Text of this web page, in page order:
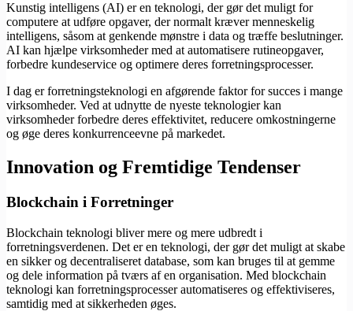
Kunstig intelligens (AI) er en teknologi, der gør det muligt for
computere at udføre opgaver, der normalt kræver menneskelig
intelligens, såsom at genkende mønstre i data og træffe beslutninger.
AI kan hjælpe virksomheder med at automatisere rutineopgaver,
forbedre kundeservice og optimere deres forretningsprocesser.
I dag er forretningsteknologi en afgørende faktor for succes i mange
virksomheder. Ved at udnytte de nyeste teknologier kan
virksomheder forbedre deres effektivitet, reducere omkostningerne
og øge deres konkurrenceevne på markedet.
Innovation og Fremtidige Tendenser
Blockchain i Forretninger
Blockchain teknologi bliver mere og mere udbredt i
forretningsverdenen. Det er en teknologi, der gør det muligt at skabe
en sikker og decentraliseret database, som kan bruges til at gemme
og dele information på tværs af en organisation. Med blockchain
teknologi kan forretningsprocesser automatiseres og effektiviseres,
samtidig med at sikkerheden øges.